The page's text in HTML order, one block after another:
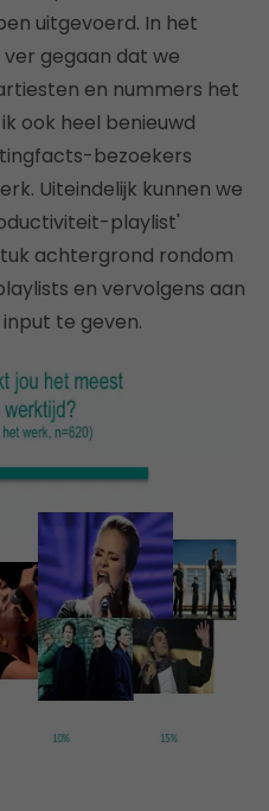
uitgevoerd. In het
ver gegaan dat we
en nummers het
ook heel benieuwd
bezoekers
Uiteindelijk kunnen we
playlist'
achtergrond rondom
en vervolgens aan
te geven.